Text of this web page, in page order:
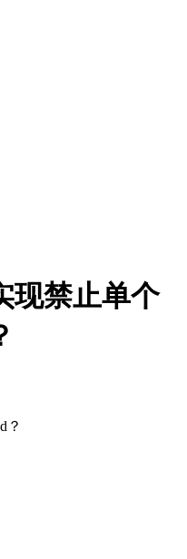
现禁止单个
？